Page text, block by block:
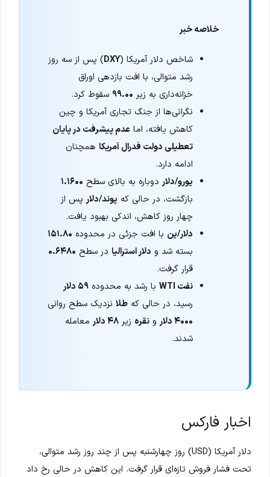
خلاصه خبر
شاخص دلار آمریکا (DXY) پس از سه روز
رشد متوالی، با افت بازدهی اوراق
خزانه‌داری به زیر ۹۹.۰۰ سقوط کرد.
نگرانی‌ها از جنگ تجاری آمریکا و چین
کاهش یافته، اماعدم پیشرفت در پایان
تعطیلی دولت فدرال آمریکا همچنان
ادامه دارد.
یورو/دلاردوباره به بالای سطح ۱.۱۶۰۰
بازگشت، در حالی که پوند/دلارپس از
چهار روز کاهش، اندکی بهبود یافت.
دلار/ین با افت جزئی در محدوده ۱۵۱.۸۰
بسته شد و دلار استرالیا در سطح ۰.۶۴۸۰
قرار گرفت.
نفت WTI
با رشد به محدوده۵۹ دلار
رسید، در حالی کهطلا نزدیک سطح روانی
۴۰۰۰ دلار
ونقره زیر۴۸ دلار
معامله
شدند.
اخبار فارکس
دلار آمریکا (USD) روز چهارشنبه پس از چند روز رشد متوالی،
تحت فشار فروش تازه‌ای قرار گرفت. این کاهش در حالی رخ داد